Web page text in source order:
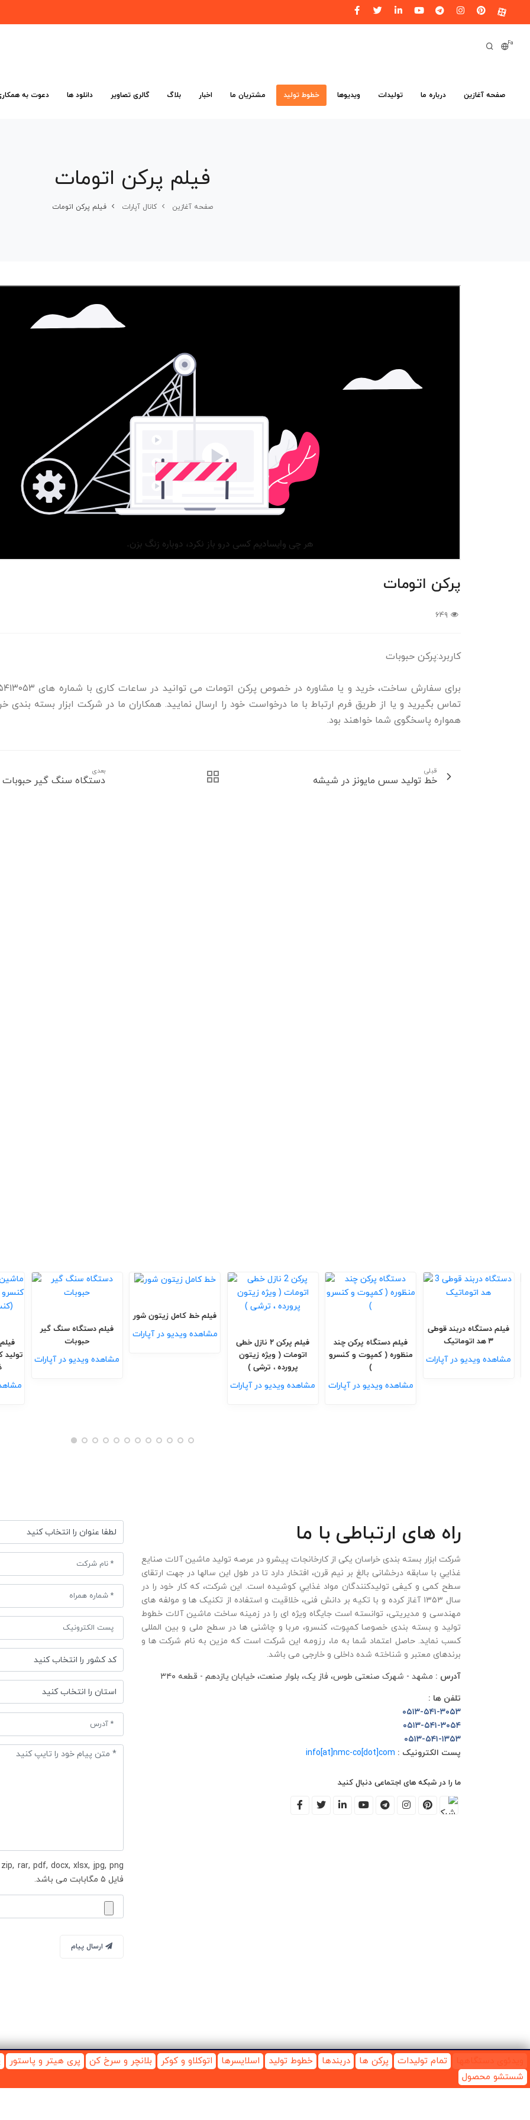
Fa
صفحه آغازین درباره ما تولیدات ویدیوها خطوط تولید مشتریان ما اخبار بلاگ گالری تصاویر دانلود ها دعوت به
فیلم پرکن اتومات
صفحه آغازین کانال آپارات فیلم پرکن اتومات
پرکن اتومات
۶۴۹
کاربرد:پرکن حبوبات
برای سفارش ساخت، خرید و یا مشاوره در خصوص پرکن اتومات می
تماس بگیرید و یا از طریق فرم ارتباط با ما درخواست خود را ارسال نمایید. همکاران ما در شرکت ابزار بسته بندی
همواره پاسخگوی شما خواهند بود.
بعدی
دستگاه سنگ گیر حبوبات
قبلی
خط تولید سس مایونز در شیشه
مشاهده ویدیو در آپارات
فیلم پرکن ۲ نازل خطی
فیلم دستگاه پرکن چند
منظوره ( کمپوت و کنسرو
)
مشاهده ویدیو در آپارات
۳ هد اتوماتیک
مشاهده ویدیو در آپارات
فیلم بارگیری ماشین آلات
شرکت سن ایچ
مشاهده ویدیو در آپارات
راه های ارتباطی با ما
شرکت ابزار بسته بندی خراسان یکی از کارخانجات پیشرو در عرصه تولید ماشين آلات صنايع
غذايي با سابقه درخشانی بالغ بر نیم قرن، افتخار دارد تا در طول این سالها در جهت ارتقای
سطح کمی و کيفی توليدکنندگان مواد غذايي کوشیده است. این شرکت، که کار خود را در
سال ۱۳۵۳ آغاز کرده و با تکيه بر دانش فنی، خلاقيت و استفاده از تکنيک ها و مولفه های
مهندسی و مديريتی، توانسته است جايگاه ويژه ای را در زمينه ساخت ماشين آلات خطوط
توليد و بسته بندی خصوصا کمپوت، کنسرو، مربا و چاشنی ها در سطح ملی و بین المللی
کسب نمايد. حاصل اعتماد شما به ما، رزومه این شرکت است که مزین به نام شرکت ها و
برندهای معتبر و شناخته شده داخلی و خارجی می باشد.
آدرس : مشهد - شهرک صنعتی طوس، فاز یک، بلوار صنعت، خیابان یازدهم - قطعه ۳۴۰
تلفن ها :
۰۵۱۳-۵۴۱-۳۰۵۳
۰۵۱۳-۵۴۱-۳۰۵۴
۰۵۱۳-۵۴۱-۱۳۵۳
پست الکترونیک :
ما را در شبکه های اجتماعی دنبال کنید
فایل ۵ مگابابت می باشد.
ارسال پیام
تمام تولیدات پرکن ها دربندها خطوط تولید اسلایسرها اتوکلاو و کوکر بلانچر و سرخ کن پری هیتر و پاستور
شستشو محصول